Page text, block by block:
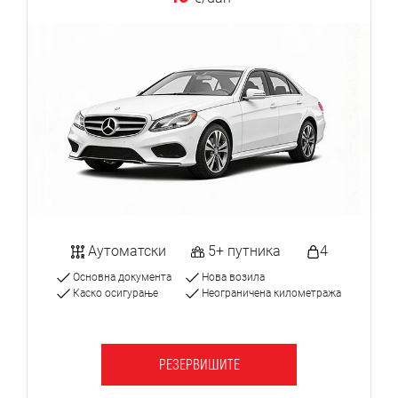
Аутоматски 5+ путника 4
Основна документа
Каско осигурање
Нова возила
Неограничена километража
РЕЗЕРВИШИТЕ